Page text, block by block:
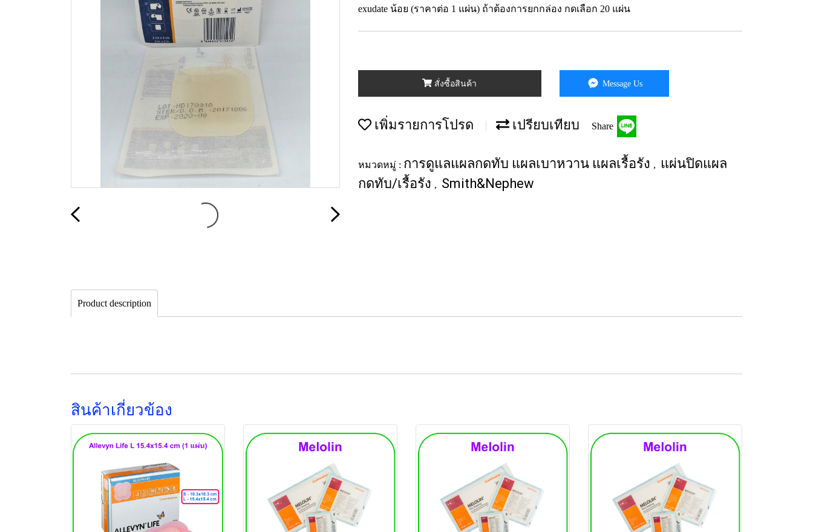
exudate น้อย (ราคาต่อ 1 แผ่น) ถ้าต้องการยกกล่อง กดเลือก 20 แผ่น
สั่งซื้อสินค้า Message Us
เพิ่มรายการโปรด เปรียบเทียบ Share
หมวดหมู่ : การดูแลแผลกดทับ แผลเบาหวาน แผลเรื้อรัง ,
แผ่นปิดแผล
กดทับ/เรื้อรัง , Smith&Nephew
Product description
สินค้าเกี่ยวข้อง